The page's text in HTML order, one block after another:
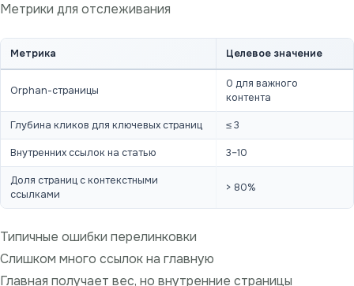
Метрики для отслеживания
Метрика Целевое значение
Orphan-страницы
0 для важного
контента
Глубина кликов для ключевых страниц ≤ 3
Внутренних ссылок на статью 3–10
Доля страниц с контекстными
ссылками
> 80%
Типичные ошибки перелинковки
Слишком много ссылок на главную
Главная получает вес, но внутренние страницы